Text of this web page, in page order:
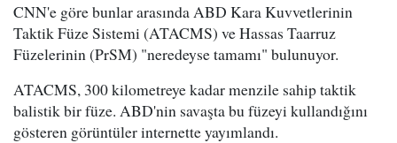
CNN'e göre bunlar arasında ABD Kara Kuvvetlerinin
Taktik Füze Sistemi (ATACMS) ve Hassas Taarruz
Füzelerinin (PrSM) "neredeyse tamamı" bulunuyor.
ATACMS, 300 kilometreye kadar menzile sahip taktik
balistik bir füze. ABD'nin savaşta bu füzeyi kullandığını
gösteren görüntüler internette yayımlandı.